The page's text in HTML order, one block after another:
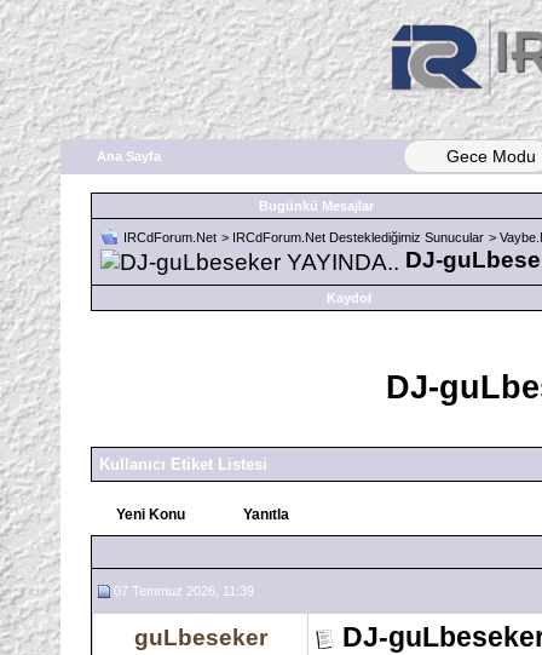
Ana Sayfa Gece Modu
Bugünkü Mesajlar
IRCdForum.Net > IRCdForum.Net Desteklediğimiz Sunucular >
DJ-
Kaydol
DJ-
Kullanıcı Etiket Listesi
Yeni Konu Yanıtla
07 Temmuz 2026, 11:39
guLbeseker DJ-